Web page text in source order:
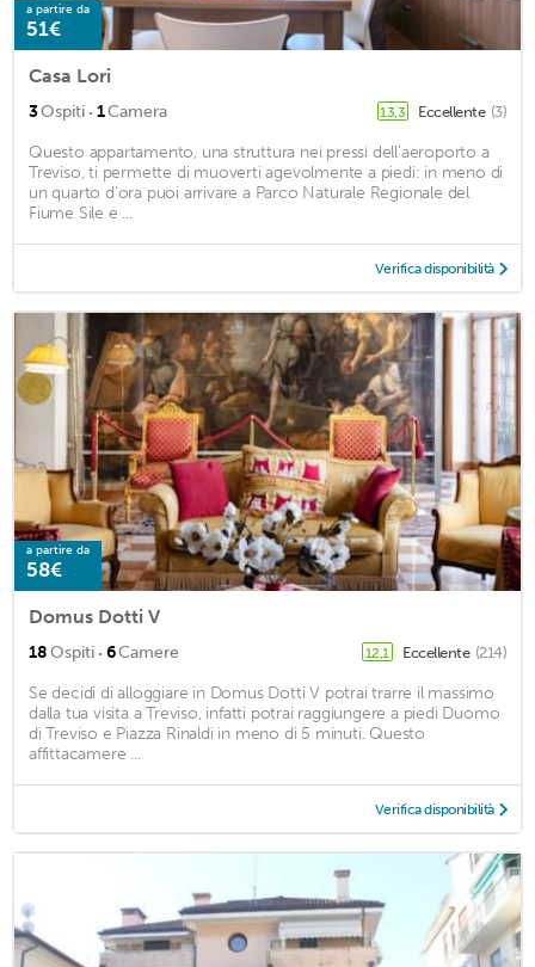
a partire da
51€
Casa Lori
3Ospiti · 1Camera 13,3 Eccellente (3)
Questo appartamento, una struttura nei pressi dell'aeroporto a
Treviso, ti permette di muoverti agevolmente a piedi: in meno di
un quarto d'ora puoi arrivare a Parco Naturale Regionale del
Fiume Sile e ...
Verifica disponibilità
a partire da
58€
Domus Dotti V
18Ospiti · 6Camere 12,1 Eccellente (214)
Se decidi di alloggiare in Domus Dotti V potrai trarre il massimo
dalla tua visita a Treviso, infatti potrai raggiungere a piedi Duomo
di Treviso e Piazza Rinaldi in meno di 5 minuti. Questo
affittacamere ...
Verifica disponibilità